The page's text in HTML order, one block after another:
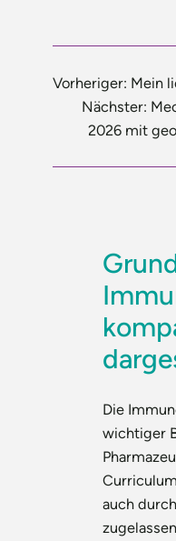
Vorheriger: Mein
Nächster:
2026 mit
Die
wichtiger
auch